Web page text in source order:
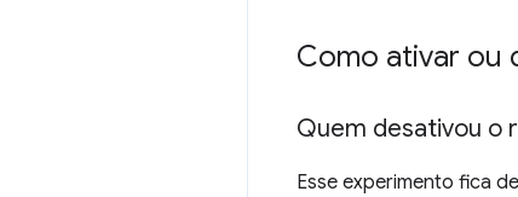
Como ativar ou
Quem desativou o
Esse experimento fica